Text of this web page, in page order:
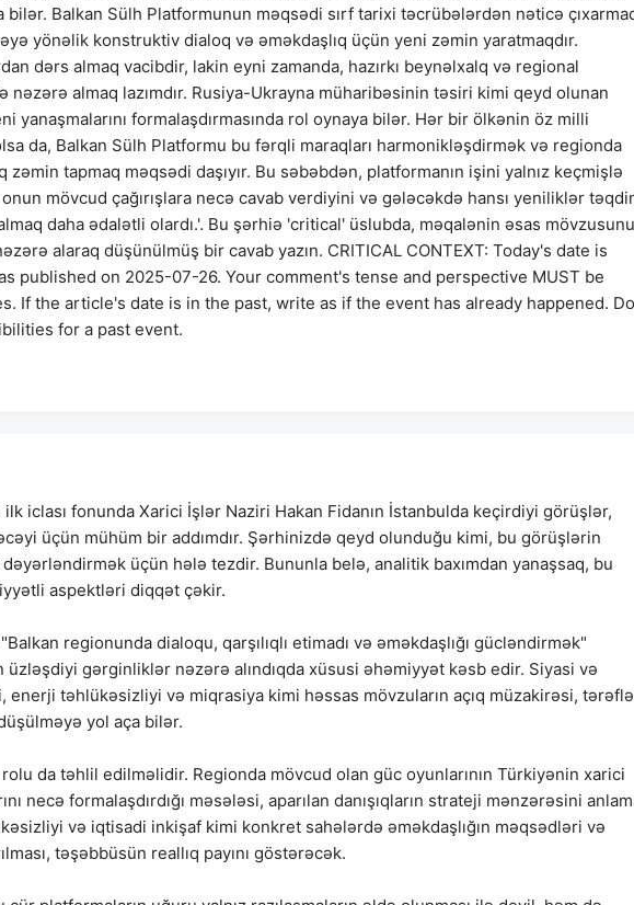
bilər. Balkan Sülh Platformunun məqsədi sırf tarixi təcrübələrdən nəticə
yönəlik konstruktiv dialoq və əməkdaşlıq üçün yeni zəmin yaratmaqdır.
dərs almaq vacibdir, lakin eyni zamanda, hazırkı beynəlxalq və regional
nəzərə almaq lazımdır. Rusiya-Ukrayna müharibəsinin təsiri kimi qeyd olunan
yanaşmalarını formalaşdırmasında rol oynaya bilər. Hər bir ölkənin öz milli
da, Balkan Sülh Platformu bu fərqli maraqları harmonikləşdirmək və regionda
zəmin tapmaq məqsədi daşıyır. Bu səbəbdən, platformanın işini yalnız keçmişlə
mövcud çağırışlara necə cavab verdiyini və gələcəkdə hansı yeniliklər
daha ədalətli olardı.'. Bu şərhiə 'critical' üslubda, məqalənin əsas mövzusunu
alaraq düşünülmüş bir cavab yazın. CRITICAL CONTEXT: Today's date is
published on 2025-07-26. Your comment's tense and perspective MUST be
If the article's date is in the past, write as if the event has already happened. Do
for a past event.
iclası fonunda Xarici İşlər Naziri Hakan Fidanın İstanbulda keçirdiyi görüşlər,
üçün mühüm bir addımdır. Şərhinizdə qeyd olunduğu kimi, bu görüşlərin
üçün hələ tezdir. Bununla belə, analitik baxımdan yanaşsaq, bu
aspektləri diqqət çəkir.
regionunda dialoqu, qarşılıqlı etimadı və əməkdaşlığı gücləndirmək"
gərginliklər nəzərə alındıqda xüsusi əhəmiyyət kəsb edir. Siyasi və
təhlükəsizliyi və miqrasiya kimi həssas mövzuların açıq müzakirəsi,
yol aça bilər.
da təhlil edilməlidir. Regionda mövcud olan güc oyunlarının Türkiyənin xarici
necə formalaşdırdığı məsələsi, aparılan danışıqların strateji mənzərəsini
və iqtisadi inkişaf kimi konkret sahələrdə əməkdaşlığın məqsədləri və
təşəbbüsün reallıq payını göstərəcək.